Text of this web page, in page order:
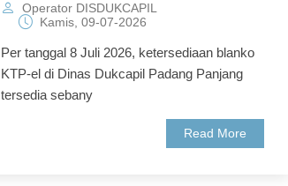
Operator DISDUKCAPIL
Kamis, 09-07-2026
Per tanggal 8 Juli 2026, ketersediaan blanko
KTP-el di Dinas Dukcapil Padang Panjang
tersedia sebany
Read More